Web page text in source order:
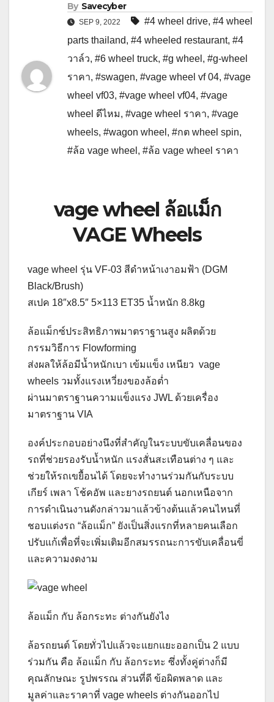
By Savecyber
SEP 9, 2022 #4 wheel drive, #4 wheel
parts thailand, #4 wheeled restaurant, #4
วาล์ว, #6 wheel truck, #g wheel , #g-wheel
ราคา, #swagen, #vage wheel vf 04, #vage
wheel vf03, #vage wheel vf04, #vage
wheel ดีไหม, #vage wheel ราคา, #vage
wheels, #wagon wheel , #กต wheel spin,
#ล้อ vage wheel , #ล้อ vage wheel ราคา
vage wheel ล้อแม็ก
VAGE Wheels
vage wheel รุ่น VF-03 สีดำหน้าเงาอมฟ้า (DGM
Black/Brush)
สเปค 18″x8.5″ 5×113 ET35 น้ำหนัก 8.8kg
ล้อแม็กซ์ประสิทธิภาพมาตราฐานสูง ผลิตด้วย
กรรมวิธีการ Flowforming
ส่งผลให้ล้อมีน้ำหนักเบา เข้มแข็ง เหนียว vage
wheels วมทั้งแรงเหวี่ยงของล้อต่ำ
ผ่านมาตราฐานความแข็งแรง JWL ด้วยเครื่อง
มาตราฐาน VIA
องค์ประกอบอย่างนึงที่สำคัญในระบบขับเคลื่อนของ
รถที่ช่วยรองรับน้ำหนัก แรงสั่นสะเทือนต่าง ๆ และ
ช่วยให้รถเขยื้อนได้ โดยจะทำงานร่วมกันกับระบบ
เกียร์ เพลา โช้คอัพ และยางรถยนต์ นอกเหนือจาก
การดำเนินงานดังกล่าวมาแล้วข้างต้นแล้วคนไหนที่
ชอบแต่งรถ “ล้อแม็ก” ยังเป็นสิ่งแรกที่หลายคนเลือก
ปรับแก้เพื่อที่จะเพิ่มเติมอีกสมรรถนะการขับเคลื่อนขี่
และความงดงาม
ล้อแม็ก กับ ล้อกระทะ ต่างกันยังไง
ล้อรถยนต์ โดยทั่วไปแล้วจะแยกแยะออกเป็น 2 แบบ
ร่วมกัน คือ ล้อแม็ก กับ ล้อกระทะ ซึ่งทั้งคู่ต่างก็มี
คุณลักษณะ รูปพรรณ ส่วนที่ดี ข้อผิดพลาด และ
มูลค่าและราคาที่ vage wheels ต่างกันออกไป